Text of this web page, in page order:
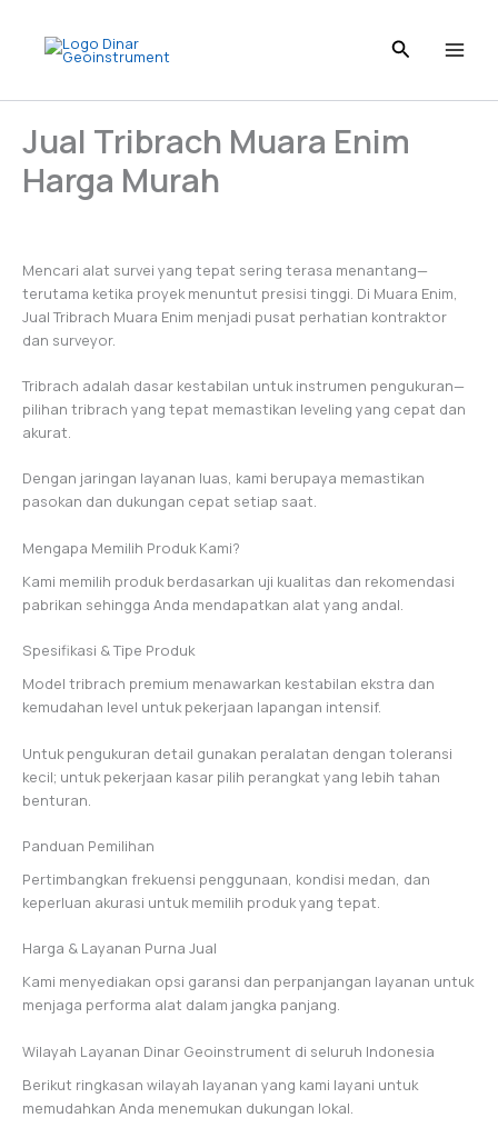
content
Jual Tribrach Muara Enim
Harga Murah
Mencari alat survei yang tepat sering terasa menantang—
terutama ketika proyek menuntut presisi tinggi. Di Muara Enim,
Jual Tribrach Muara Enim menjadi pusat perhatian kontraktor
dan surveyor.
Tribrach adalah dasar kestabilan untuk instrumen pengukuran—
pilihan tribrach yang tepat memastikan leveling yang cepat dan
akurat.
Dengan jaringan layanan luas, kami berupaya memastikan
pasokan dan dukungan cepat setiap saat.
Mengapa Memilih Produk Kami?
Kami memilih produk berdasarkan uji kualitas dan rekomendasi
pabrikan sehingga Anda mendapatkan alat yang andal.
Spesifikasi & Tipe Produk
Model tribrach premium menawarkan kestabilan ekstra dan
kemudahan level untuk pekerjaan lapangan intensif.
Untuk pengukuran detail gunakan peralatan dengan toleransi
kecil; untuk pekerjaan kasar pilih perangkat yang lebih tahan
benturan.
Panduan Pemilihan
Pertimbangkan frekuensi penggunaan, kondisi medan, dan
keperluan akurasi untuk memilih produk yang tepat.
Harga & Layanan Purna Jual
Kami menyediakan opsi garansi dan perpanjangan layanan untuk
menjaga performa alat dalam jangka panjang.
Wilayah Layanan Dinar Geoinstrument di seluruh Indonesia
Berikut ringkasan wilayah layanan yang kami layani untuk
memudahkan Anda menemukan dukungan lokal.